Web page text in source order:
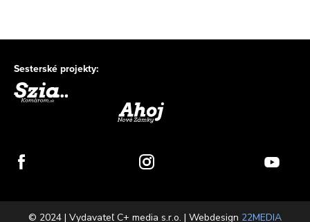
Sesterské projekty:
© 2024 | Vydavateľ C+ media s.r.o. | Webdesign 22MEDIA